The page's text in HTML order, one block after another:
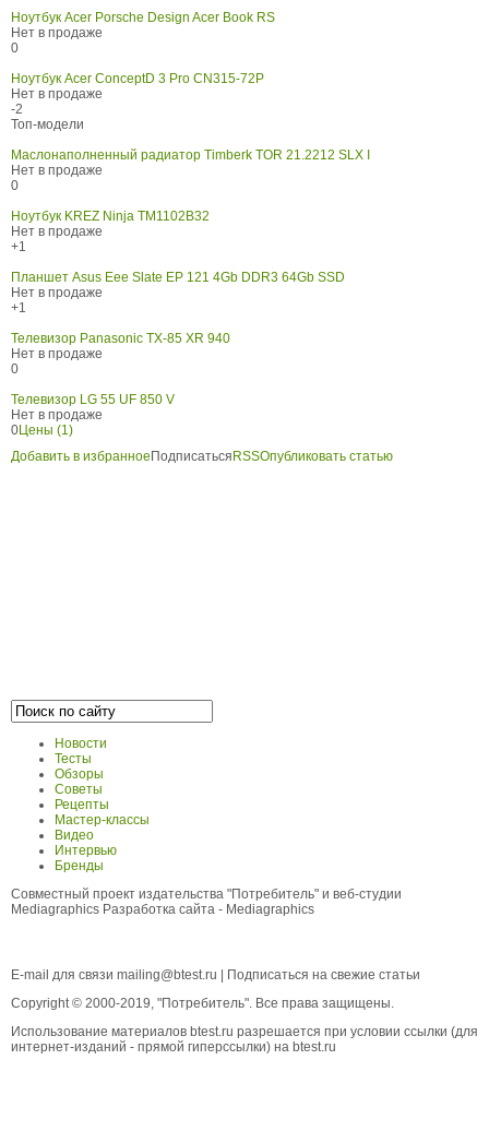
Ноутбук Acer Porsche Design Acer Book RS
Нет в продаже
0
Ноутбук Acer ConceptD 3 Pro CN315-72P
Нет в продаже
-2
Топ-модели
Маслонаполненный радиатор Timberk TOR 21.2212 SLX I
Нет в продаже
0
Ноутбук KREZ Ninja TM1102B32
Нет в продаже
+1
Планшет Asus Eee Slate EP 121 4Gb DDR3 64Gb SSD
Нет в продаже
+1
Телевизор Panasonic TX-85 XR 940
Нет в продаже
0
Телевизор LG 55 UF 850 V
Нет в продаже
0Цены (1)
Добавить в избранное Подписаться RSSОпубликовать статью
Новости
Тесты
Обзоры
Советы
Рецепты
Мастер-классы
Видео
Интервью
Бренды
Совместный проект издательства "Потребитель" и веб-студии
Mediagraphics Разработка сайта - Mediagraphics
E-mail для связи mailing@btest.ru
Подписаться на свежие статьи
Copyright © 2000-2019, "Потребитель". Все права защищены.
Использование материалов btest.ru разрешается при условии ссылки (для
интернет-изданий - прямой гиперссылки) на btest.ru